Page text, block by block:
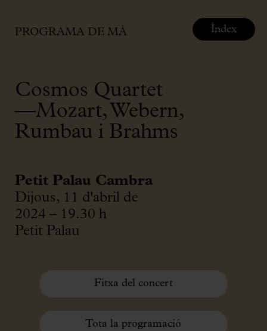
PROGRAMA DE MÀ
Cosmos Quartet
—Mozart, Webern,
Rumbau i Brahms
Petit Palau Cambra
Dijous, 11 d'abril de
2024 – 19.30 h
Petit Palau
Fitxa del concert
Tota la programació
Índex